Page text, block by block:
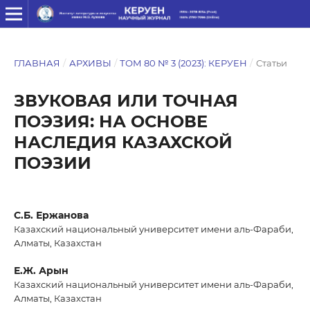
ГЛАВНАЯ / АРХИВЫ / ТОМ 80 № 3 (2023): КЕРУЕН / Статьи
ЗВУКОВАЯ ИЛИ ТОЧНАЯ
ПОЭЗИЯ: НА ОСНОВЕ
НАСЛЕДИЯ КАЗАХСКОЙ
ПОЭЗИИ
С.Б. Ержанова
Казахский национальный университет имени аль-Фараби,
Алматы, Казахстан
Е.Ж. Арын
Казахский национальный университет имени аль-Фараби,
Алматы, Казахстан